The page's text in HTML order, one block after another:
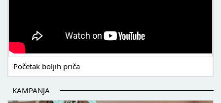
Početak boljih priča
KAMPANJA